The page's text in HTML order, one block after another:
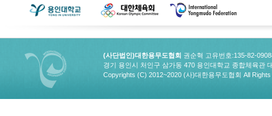
(사단법인)대한용무도협회 권순혁 고유번호:135-82-
경기 용인시 처인구 삼가동 470 용인대학교 종합체육관
Copyrights (C) 2012~2020 (사)대한용무도협회 All